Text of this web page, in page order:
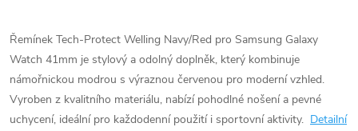
Řemínek Tech-Protect Welling Navy/Red pro Samsung Galaxy
Watch 41mm je stylový a odolný doplněk, který kombinuje
námořnickou modrou s výraznou červenou pro moderní vzhled.
Vyroben z kvalitního materiálu, nabízí pohodlné nošení a pevné
uchycení, ideální pro každodenní použití i sportovní aktivity. Detailní